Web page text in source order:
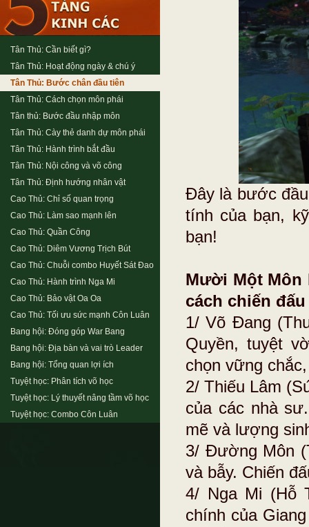
Tân Thủ: Cần biết gì?
Tân Thủ: Hoạt động ngày & chú ý
Tân Thủ: Bước chân đầu tiên
Tân Thủ: Cách chọn môn phái
Tân thủ: Bước đầu nhập môn
Tân Thủ: Cày thẻ danh dự môn phái
Tân Thủ: Hành trình bắt đầu
Tân Thủ: Nội công và võ công
Tân Thủ: Định hướng nhân vật
Cao Thủ: Chỉ số quan trọng
Cao Thủ: Làm sao mạnh lên
Cao Thủ: Quần Công
Cao Thủ: Diêm Vương Trịch Bút
Cao Thủ: Chuỗi combo Huyết Sát Đao
Cao Thủ: Hành trình Nga Mi
Cao Thủ: Bảo vật Oa Oa
Cao Thủ: Tối ưu sức mạnh Côn Luân
Bang hội: Đóng góp War Bang
Bang hội: Địa bàn và vai trò Leader
Bang hội: Tổng quan lợi ích
Tuyệt học: Phân tích võ học
Tuyệt học: Lý thuyết nâng tầm võ học
Tuyệt học: Combo Côn Luân
Đây là bước
tính của bạn,
bạn!
Mười Một
cách chiến
1/ Võ Đang
Quyền, tuyệt
chọn vững
2/ Thiếu Lâm
của các nhà
mẽ và lượng
3/ Đường Môn
và bẫy. Chiến
4/ Nga Mi (Hỗ
chính của